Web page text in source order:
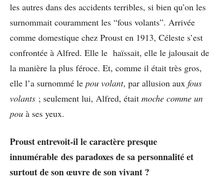
les autres dans des accidents terribles, si bien qu’on les
surnommait couramment les “fous volants”. Arrivée
comme domestique chez Proust en 1913, Céleste s’est
confrontée à Alfred. Elle le haïssait, elle le jalousait de
la manière la plus féroce. Et, comme il était très gros,
elle l’a surnommé le pou volant, par allusion aux fous
volants ; seulement lui, Alfred, était moche comme un
pou à ses yeux.
Proust entrevoit-il le caractère presque
innumérable des paradoxes de sa personnalité et
surtout de son œuvre de son vivant ?